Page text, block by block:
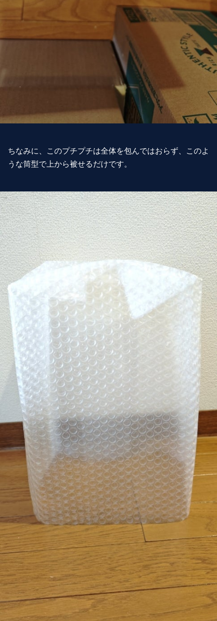
ちなみに、このプチプチは全体を包んではおらず、このよ
うな筒型で上から被せるだけです。